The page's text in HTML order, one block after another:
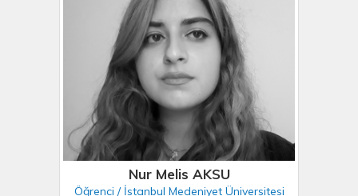
Nur Melis AKSU
Öğrenci / İstanbul Medeniyet Üniversitesi